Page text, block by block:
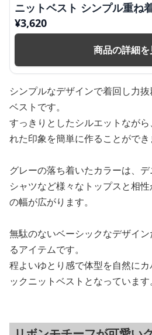
ニットベスト シンプル重ね
¥3,620
商品の詳細を
シンプルなデザインで着回し力
ベストです。
すっきりとしたシルエットなが
れた印象を簡単に作ることができ
グレーの落ち着いたカラーは、
シャツなど様々なトップスと相
の幅が広がります。
無駄のないベーシックなデザイ
るアイテムです。
程よいゆとり感で体型を自然に
ックニットベストとなっています。